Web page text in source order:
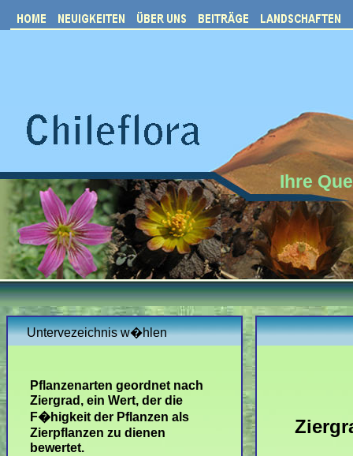
Ihre
Untervezeichnis w�hlen
Pflanzenarten geordnet nach
Ziergrad, ein Wert, der die
F�higkeit der Pflanzen als
Zierpflanzen zu dienen
bewertet.